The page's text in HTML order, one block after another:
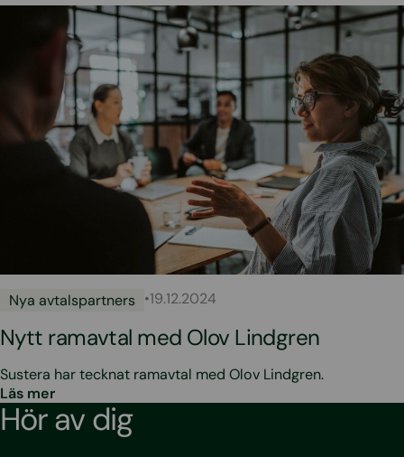
Nya avtalspartners •19.12.2024
Nytt ramavtal med Olov Lindgren
Sustera har tecknat ramavtal med Olov Lindgren.
Läs mer
Hör av dig